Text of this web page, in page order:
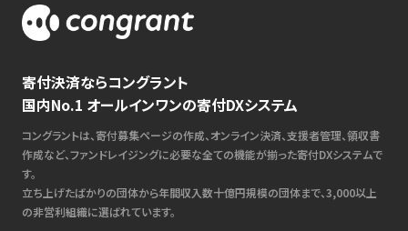
寄付決済ならコングラント
国内No.1 オールインワンの寄付DXシステム
コングラントは、寄付募集ページの作成、オンライン決済、支援者管理、領収書
作成など、ファンドレイジングに必要な全ての機能が揃った寄付DXシステムで
す。
立ち上げたばかりの団体から年間収入数十億円規模の団体まで、3,000以上
の非営利組織に選ばれています。